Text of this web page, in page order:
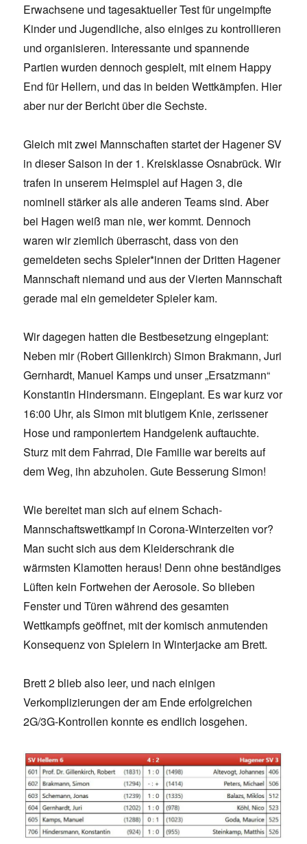
Erwachsene und tagesaktueller Test für ungeimpfte
Kinder und Jugendliche, also einiges zu kontrollieren
und organisieren. Interessante und spannende
Partien wurden dennoch gespielt, mit einem Happy
End für Hellern, und das in beiden Wettkämpfen. Hier
aber nur der Bericht über die Sechste.
Gleich mit zwei Mannschaften startet der Hagener SV
in dieser Saison in der 1. Kreisklasse Osnabrück. Wir
trafen in unserem Heimspiel auf Hagen 3, die
nominell stärker als alle anderen Teams sind. Aber
bei Hagen weiß man nie, wer kommt. Dennoch
waren wir ziemlich überrascht, dass von den
gemeldeten sechs Spieler*innen der Dritten Hagener
Mannschaft niemand und aus der Vierten Mannschaft
gerade mal ein gemeldeter Spieler kam.
Wir dagegen hatten die Bestbesetzung eingeplant:
Neben mir (Robert Gillenkirch) Simon Brakmann, Juri
Gernhardt, Manuel Kamps und unser „Ersatzmann“
Konstantin Hindersmann. Eingeplant. Es war kurz vor
16:00 Uhr, als Simon mit blutigem Knie, zerissener
Hose und ramponiertem Handgelenk auftauchte.
Sturz mit dem Fahrrad, Die Familie war bereits auf
dem Weg, ihn abzuholen. Gute Besserung Simon!
Wie bereitet man sich auf einem Schach-
Mannschaftswettkampf in Corona-Winterzeiten vor?
Man sucht sich aus dem Kleiderschrank die
wärmsten Klamotten heraus! Denn ohne beständiges
Lüften kein Fortwehen der Aerosole. So blieben
Fenster und Türen während des gesamten
Wettkampfs geöffnet, mit der komisch anmutenden
Konsequenz von Spielern in Winterjacke am Brett.
Brett 2 blieb also leer, und nach einigen
Verkomplizierungen der am Ende erfolgreichen
2G/3G-Kontrollen konnte es endlich losgehen.